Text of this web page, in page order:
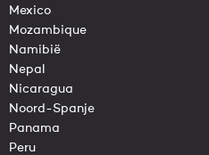
Mexico
Mozambique
Namibië
Nepal
Nicaragua
Noord-Spanje
Panama
Peru